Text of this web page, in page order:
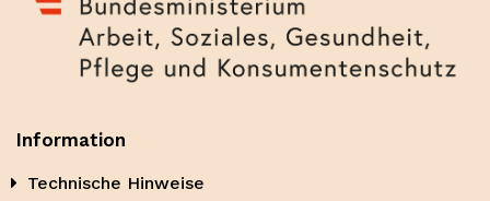
Information
Technische Hinweise